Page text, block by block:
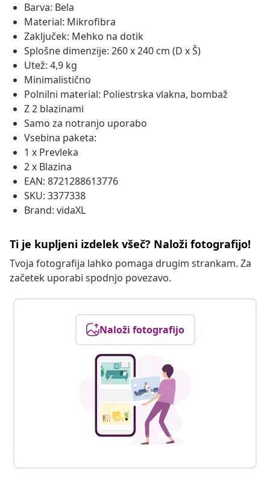
Barva: Bela
Material: Mikrofibra
Zaključek: Mehko na dotik
Splošne dimenzije: 260 x 240 cm (D x Š)
Utež: 4,9 kg
Minimalistično
Polnilni material: Poliestrska vlakna, bombaž
Z 2 blazinami
Samo za notranjo uporabo
Vsebina paketa:
1 x Prevleka
2 x Blazina
EAN: 8721288613776
SKU: 3377338
Brand: vidaXL
Ti je kupljeni izdelek všeč? Naloži fotografijo!
Tvoja fotografija lahko pomaga drugim strankam. Za
začetek uporabi spodnjo povezavo.
Naloži fotografijo